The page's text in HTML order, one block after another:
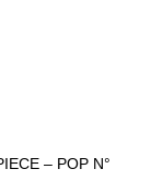
– POP N°